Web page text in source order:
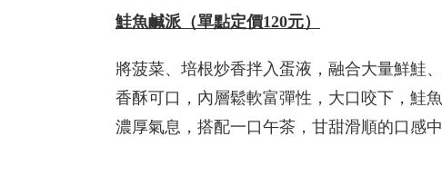
鮭魚鹹派 （單點定價120元）
將菠菜、培根炒香拌入蛋液，融合大量鮮鮭
香酥可口，內層鬆軟富彈性，大口咬下，鮭
濃厚氣息，搭配一口午茶，甘甜滑順的口感